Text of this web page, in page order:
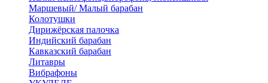
Маршевый/ Малый барабан
Колотушки
Дирижёрская палочка
Индийский барабан
Кавказский барабан
Литавры
Вибрафоны